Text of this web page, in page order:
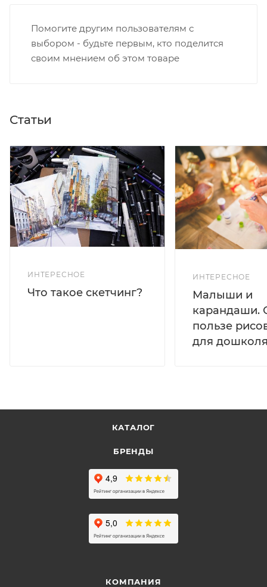
Помогите другим пользователям с
выбором - будьте первым, кто поделится
своим мнением об этом товаре
Статьи
ИНТЕРЕСНОЕ
Что такое скетчинг?
ИНТЕРЕСНОЕ
Малыши и
карандаши.
пользе
для
КАТАЛОГ
БРЕНДЫ
КОМПАНИЯ